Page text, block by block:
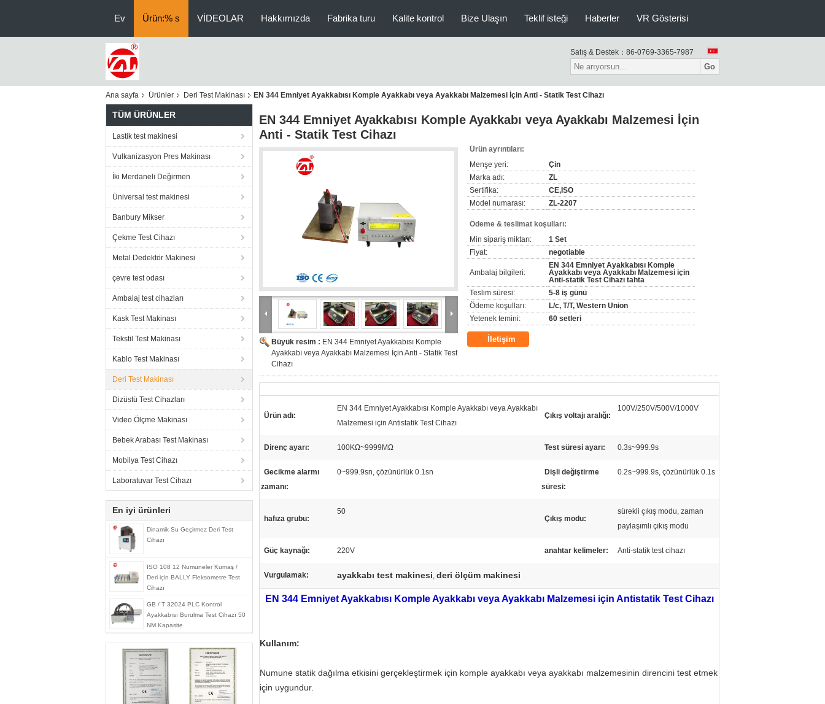
Ev Ürün:% s VİDEOLAR Hakkımızda Fabrika turu Kalite kontrol Bize Ulaşın Teklif isteği Haberler VR Gösterisi
Satış & Destek： 86-0769-3365-7987
Go
Ana sayfa Ürünler Deri Test Makinası EN 344 Emniyet Ayakkabısı Komple Ayakkabı veya Ayakkabı Malzemesi İçin Anti - Statik Test Cihazı
TÜM ÜRÜNLER
Lastik test makinesi
Vulkanizasyon Pres Makinası
İki Merdaneli Değirmen
Üniversal test makinesi
Banbury Mikser
Çekme Test Cihazı
Metal Dedektör Makinesi
çevre test odası
Ambalaj test cihazları
Kask Test Makinası
Tekstil Test Makinası
Kablo Test Makinası
Deri Test Makinası
Dizüstü Test Cihazları
Video Ölçme Makinası
Bebek Arabası Test Makinası
Mobilya Test Cihazı
Laboratuvar Test Cihazı
En iyi ürünleri
Dinamik Su Geçirmez Deri Test
Cihazı
ISO 108 12 Numuneler Kumaş /
Deri için BALLY Fleksometre Test
Cihazı
GB / T 32024 PLC Kontrol
Ayakkabısı Burulma Test Cihazı 50
NM Kapasite
EN 344 Emniyet Ayakkabısı Komple Ayakkabı veya Ayakkabı Malzemesi İçin
Anti - Statik Test Cihazı
Büyük resim : EN 344 Emniyet Ayakkabısı Komple
Ayakkabı veya Ayakkabı Malzemesi İçin Anti - Statik Test
Cihazı
Ürün ayrıntıları:
Menşe yeri:
Çin
Marka adı:
ZL
Sertifika:
CE,ISO
Model numarası:
ZL-2207
Ödeme & teslimat koşulları:
Min sipariş miktarı:
1 Set
Fiyat:
negotiable
Ambalaj bilgileri:
EN 344 Emniyet Ayakkabısı Komple
Ayakkabı veya Ayakkabı Malzemesi için
Anti-statik Test Cihazı tahta
Teslim süresi:
5-8 iş günü
Ödeme koşulları:
L/c, T/T, Western Union
Yetenek temini:
60 setleri
İletişim
Ürün adı:
EN 344 Emniyet Ayakkabısı Komple Ayakkabı veya Ayakkabı
Malzemesi için Antistatik Test Cihazı
Çıkış voltajı aralığı:
100V/250V/500V/1000V
Direnç ayarı: 100KΩ~9999MΩ Test süresi ayarı: 0.3s~999.9s
Gecikme alarmı
zamanı:
0~999.9sn, çözünürlük 0.1sn
Dişli değiştirme
süresi:
0.2s~999.9s, çözünürlük 0.1s
hafıza grubu:
50
Çıkış modu:
sürekli çıkış modu, zaman
paylaşımlı çıkış modu
Güç kaynağı: 220V anahtar kelimeler: Anti-statik test cihazı
Vurgulamak: ayakkabı test makinesi, deri ölçüm makinesi
EN 344 Emniyet Ayakkabısı Komple Ayakkabı veya Ayakkabı Malzemesi için Antistatik Test Cihazı
Kullanım:
Numune statik dağılma etkisini gerçekleştirmek için komple ayakkabı veya ayakkabı malzemesinin direncini test etmek
için uygundur.